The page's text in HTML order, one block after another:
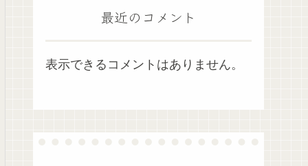
最近のコメント
表示できるコメントはありません。